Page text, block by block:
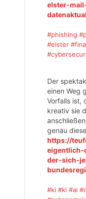
elster-
#phishing
#elster
Der
einen Weg
Vorfalls ist,
kreativ sie
genau
https://
der-sich-
#ki #ki #ai